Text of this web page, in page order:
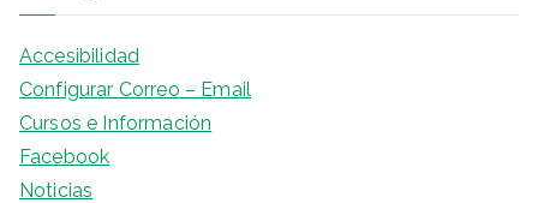
Accesibilidad
Configurar Correo – Email
Cursos e Información
Facebook
Noticias